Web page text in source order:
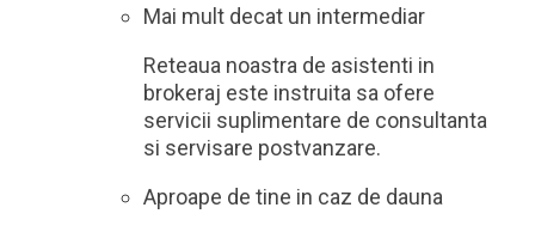
Mai mult decat un intermediar
Reteaua noastra de asistenti in
brokeraj este instruita sa ofere
servicii suplimentare de consultanta
si servisare postvanzare.
Aproape de tine in caz de dauna